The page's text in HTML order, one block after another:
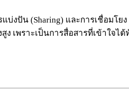
งปัน (Sharing) และการเชื่อมโยง
ง เพราะเป็นการสื่อสารที่เข้าใจไ